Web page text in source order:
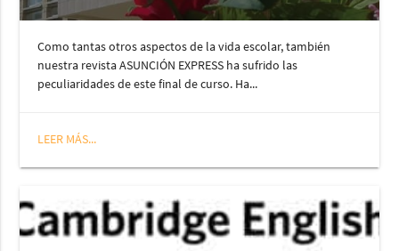
Como tantas otros aspectos de la vida escolar, también
nuestra revista ASUNCIÓN EXPRESS ha sufrido las
peculiaridades de este final de curso. Ha...
LEER MÁS...